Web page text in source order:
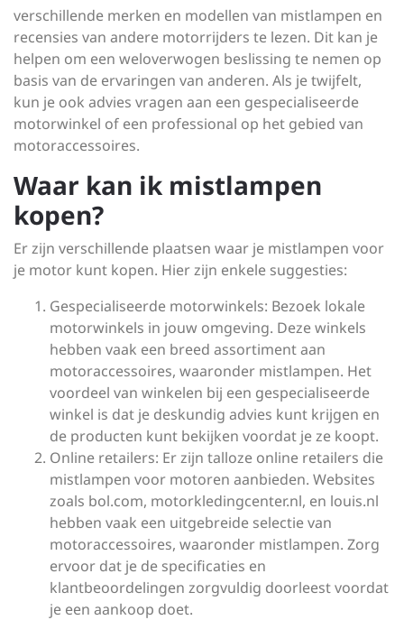
verschillende merken en modellen van mistlampen en
recensies van andere motorrijders te lezen. Dit kan je
helpen om een weloverwogen beslissing te nemen op
basis van de ervaringen van anderen. Als je twijfelt,
kun je ook advies vragen aan een gespecialiseerde
motorwinkel of een professional op het gebied van
motoraccessoires.
Waar kan ik mistlampen
kopen?
Er zijn verschillende plaatsen waar je mistlampen voor
je motor kunt kopen. Hier zijn enkele suggesties:
Gespecialiseerde motorwinkels: Bezoek lokale
motorwinkels in jouw omgeving. Deze winkels
hebben vaak een breed assortiment aan
motoraccessoires, waaronder mistlampen. Het
voordeel van winkelen bij een gespecialiseerde
winkel is dat je deskundig advies kunt krijgen en
de producten kunt bekijken voordat je ze koopt.
Online retailers: Er zijn talloze online retailers die
mistlampen voor motoren aanbieden. Websites
zoals bol.com, motorkledingcenter.nl, en louis.nl
hebben vaak een uitgebreide selectie van
motoraccessoires, waaronder mistlampen. Zorg
ervoor dat je de specificaties en
klantbeoordelingen zorgvuldig doorleest voordat
je een aankoop doet.